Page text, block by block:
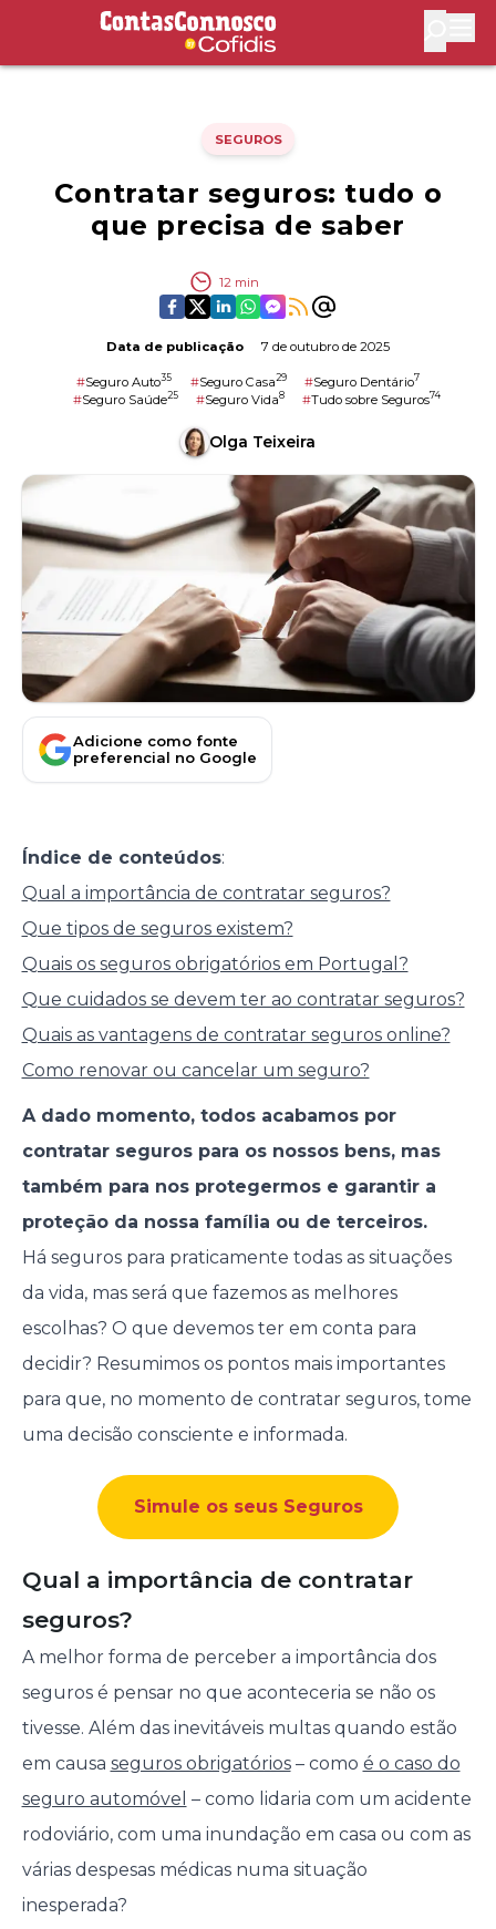
Contas Connosco by Cofidis
SEGUROS
Contratar seguros: tudo o
que precisa de saber
12 min
Data de publicação 7 de outubro de 2025
#Seguro Auto35 #Seguro Casa29 #Seguro Dentário7
#Seguro Saúde25 #Seguro Vida8 #Tudo sobre Seguros74
Olga Teixeira
Adicione como fonte
preferencial no Google
Índice de conteúdos:
Qual a importância de contratar seguros?
Que tipos de seguros existem?
Quais os seguros obrigatórios em Portugal?
Que cuidados se devem ter ao contratar seguros?
Quais as vantagens de contratar seguros online?
Como renovar ou cancelar um seguro?
A dado momento, todos acabamos por
contratar seguros para os nossos bens, mas
também para nos protegermos e garantir a
proteção da nossa família ou de terceiros.
Há seguros para praticamente todas as situações
da vida, mas será que fazemos as melhores
escolhas? O que devemos ter em conta para
decidir? Resumimos os pontos mais importantes
para que, no momento de contratar seguros, tome
uma decisão consciente e informada.
Simule os seus Seguros
Qual a importância de contratar
seguros?
A melhor forma de perceber a importância dos
seguros é pensar no que aconteceria se não os
tivesse. Além das inevitáveis multas quando estão
em causa seguros obrigatórios– como é o caso do
seguro automóvel – como lidaria com um acidente
rodoviário, com uma inundação em casa ou com as
várias despesas médicas numa situação
inesperada?